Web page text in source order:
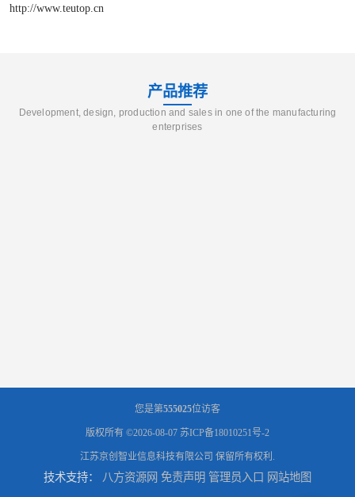
http://www.teutop.cn
产品推荐
Development, design, production and sales in one of the manufacturing
enterprises
您是第555025位访客
版权所有 ©2026-08-07 苏ICP备18010251号-2
江苏京创智业信息科技有限公司 保留所有权利.
技术支持： 八方资源网 免责声明 管理员入口 网站地图